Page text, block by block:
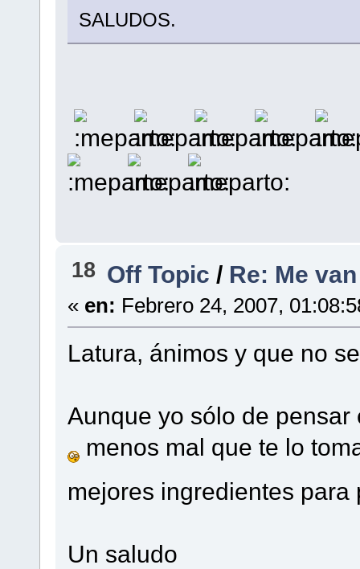
SALUDOS.
18 Off Topic / Re: Me
« en: Febrero 24, 2007,
Latura, ánimos y que no
Aunque yo sólo de
menos mal que te lo
mejores ingredientes
Un saludo